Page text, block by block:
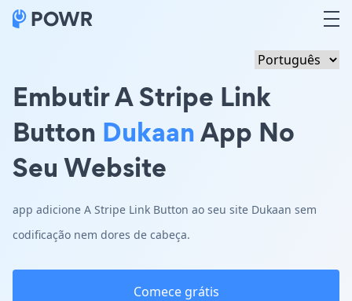
Embutir A Stripe Link
Button DukaanApp No
Seu Website
app adicione A Stripe Link Button ao seu site Dukaan sem
codificação nem dores de cabeça.
Comece grátis